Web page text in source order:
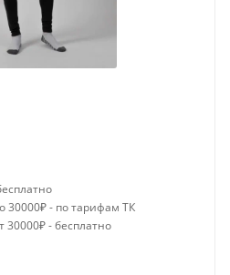
30000₽ - по тарифам ТК
30000₽ - бесплатно